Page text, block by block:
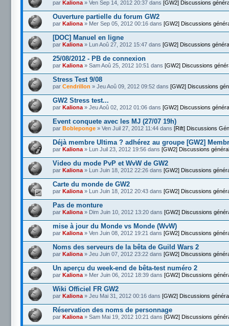
par Kaliona » Ven Sep 14, 2012 20:37 dans [GW2] Discussions
Ouverture partielle du forum GW2
par Kaliona » Mer Sep 05, 2012 00:16 dans [GW2] Discussions
[DOC] Manuel en ligne
par Kaliona » Lun Aoû 27, 2012 15:47 dans [GW2] Discussions
25/08/2012 - PB de connexion
par Kaliona » Sam Aoû 25, 2012 10:51 dans [GW2] Discussions
Stress Test 9/08
par Cendrillon » Jeu Aoû 09, 2012 09:52 dans [GW2] Discussions
GW2 Stress test...
par Kaliona » Jeu Aoû 02, 2012 01:06 dans [GW2] Discussions
Event conquete avec les MJ (27/07 19h)
par Bobleponge » Ven Juil 27, 2012 11:44 dans [Rift] Discussions
Déjà membre Ultima ? adhérez au groupe [GW2]
par Kaliona » Lun Juil 23, 2012 19:56 dans [GW2] Discussions
Video du mode PvP et WvW de GW2
par Kaliona » Lun Juin 18, 2012 22:26 dans [GW2] Discussions
Carte du monde de GW2
par Kaliona » Lun Juin 18, 2012 20:43 dans [GW2] Discussions
Pas de monture
par Kaliona » Dim Juin 10, 2012 13:20 dans [GW2] Discussions
mise à jour du Monde vs Monde (WvW)
par Kaliona » Ven Juin 08, 2012 19:21 dans [GW2] Discussions
Noms des serveurs de la bêta de Guild Wars 2
par Kaliona » Jeu Juin 07, 2012 23:22 dans [GW2] Discussions
Un aperçu du week-end de bêta-test numéro 2
par Kaliona » Mer Juin 06, 2012 18:39 dans [GW2] Discussions
Wiki Officiel FR GW2
par Kaliona » Jeu Mai 31, 2012 00:16 dans [GW2] Discussions
Réservation des noms de personnage
par Kaliona » Sam Mai 19, 2012 10:21 dans [GW2] Discussions